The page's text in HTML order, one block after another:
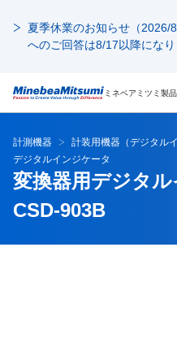
夏季休業のお知らせ（2026/
へのご回答は8/17以降になり
ミネベアミツミ製
計測機器
計装用機器（デジタル
デジタルインジケータ
変換器用デジタ
CSD-903B